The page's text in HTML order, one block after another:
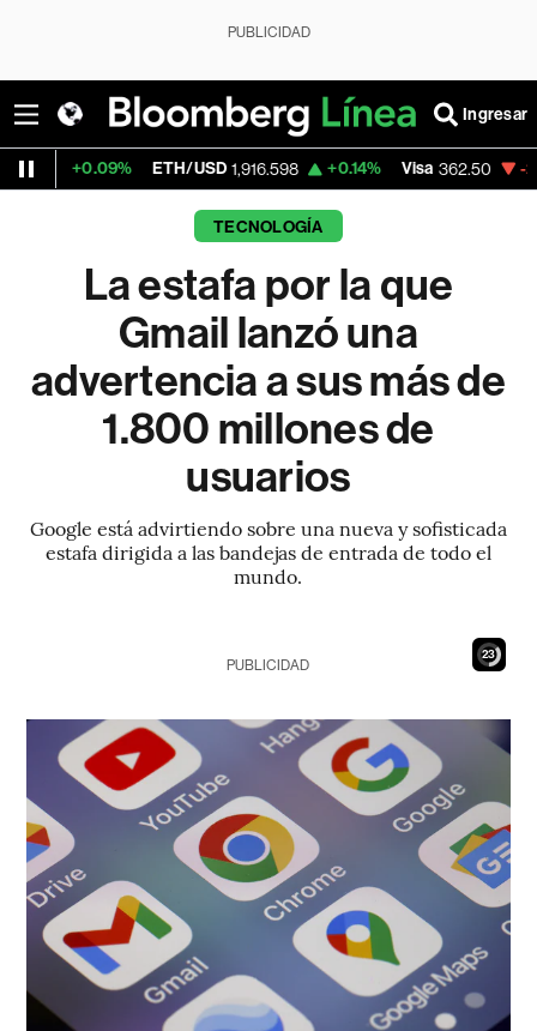
PUBLICIDAD
Ingresar
ETH/USD 1,916.598 +0.14% Visa 362.50 -2.15%
TECNOLOGÍA
La estafa por la que
Gmail lanzó una
advertencia a sus más de
1.800 millones de
usuarios
Google está advirtiendo sobre una nueva y sofisticada
estafa dirigida a las bandejas de entrada de todo el
mundo.
21
PUBLICIDAD